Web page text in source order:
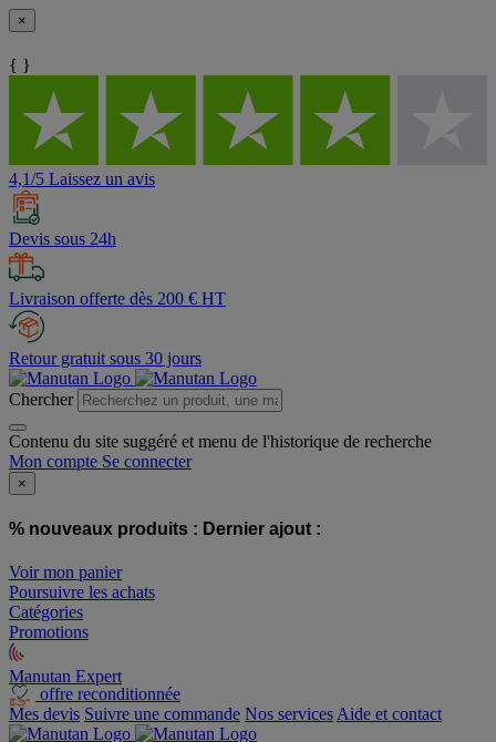
×
{ }
4,1/5 Laissez un avis
Devis sous 24h
Livraison offerte dès 200 € HT
Retour gratuit sous 30 jours
Chercher
Contenu du site suggéré et menu de l'historique de recherche
Mon compte Se connecter
×
% nouveaux produits : Dernier ajout :
Voir mon panier
Poursuivre les achats
Catégories
Promotions
Manutan Expert
offre reconditionnée
Mes devis Suivre une commande Nos services Aide et contact